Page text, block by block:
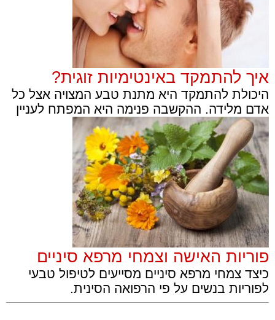
איך להתמקד באינטימיות זוגית?
היכולת להתמקד היא מתנת טבע המצויה אצל כל
אדם מלידה. ההקשבה פנימה היא המפתח לעניין
פוריות האישה וצמחי מרפא סיניים
כיצד צמחי מרפא סיניים מסייעים לטיפול טבעי
לפוריות בנשים על פי הרפואה הסינית.